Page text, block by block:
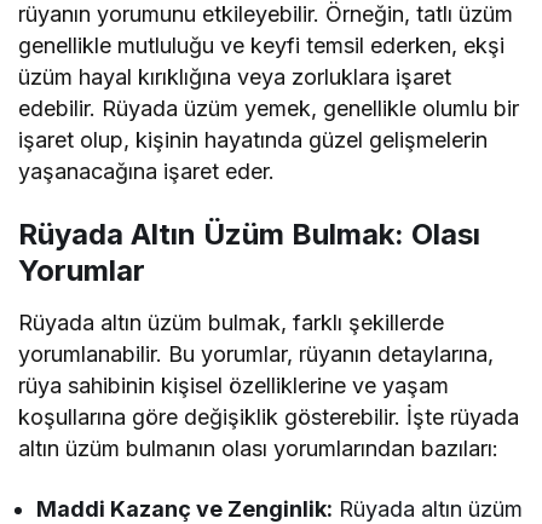
rüyanın yorumunu etkileyebilir. Örneğin, tatlı üzüm
genellikle mutluluğu ve keyfi temsil ederken, ekşi
üzüm hayal kırıklığına veya zorluklara işaret
edebilir. Rüyada üzüm yemek, genellikle olumlu bir
işaret olup, kişinin hayatında güzel gelişmelerin
yaşanacağına işaret eder.
Rüyada Altın Üzüm Bulmak: Olası
Yorumlar
Rüyada altın üzüm bulmak, farklı şekillerde
yorumlanabilir. Bu yorumlar, rüyanın detaylarına,
rüya sahibinin kişisel özelliklerine ve yaşam
koşullarına göre değişiklik gösterebilir. İşte rüyada
altın üzüm bulmanın olası yorumlarından bazıları:
Maddi Kazanç ve Zenginlik: Rüyada altın üzüm